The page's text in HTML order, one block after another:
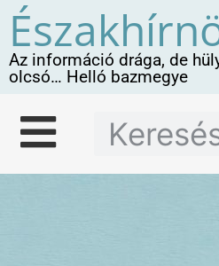
Az információ drága, de
olcsó… Helló bazmegye